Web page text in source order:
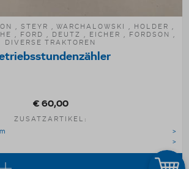
, STEYR , WARCHALOWSKI , HOLDER ,
, FORD , DEUTZ , EICHER , FORDSON ,
DIVERSE TRAKTOREN
€ 60,00
ZUSATZARTIKEL: